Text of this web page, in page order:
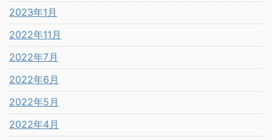
2023年1月
2022年11月
2022年7月
2022年6月
2022年5月
2022年4月